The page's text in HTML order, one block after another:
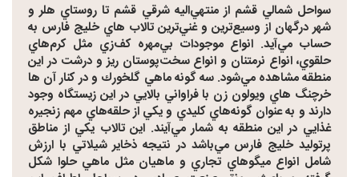
سواحل شمالي قشم از منتهي‌اليه شرقي قشم تا روستاي هلر و
شهر درگهان از وسيع‌ترين و غني‌ترين تالاب هاي خليج فارس به
حساب مي‌آيد. انواع موجودات بي‌مهره كف‌زي مثل كرم‌هاي
حلقوي، انواع نرمتنان و انواع سخت‌پوستان ريز و درشت در اين
منطقه مشاهده مي‌شود. سه گونه ماهي گلخورك و در كنار آن ها
خرچنگ هاي ويولون زن با فراواني بالايي در اين زيستگاه وجود
دارند و به عنوان گونه‌هاي كليدي و يكي از حلقه‌هاي مهم زنجيره
غذايي در اين منطقه به شمار مي‌آيند. اين تالاب يكي از مناطق
پرتوليد خليج فارس مي‌باشد در نتيجه ذخاير شيلاتي با ارزش
شامل انواع ميگوهاي تجاري و ماهيان مثل ماهي حلوا شكل